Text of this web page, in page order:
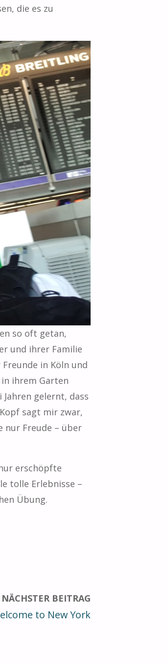
die es zu
so oft getan,
und ihrer Familie
in Köln und
ihrem Garten
gelernt, dass
sagt mir zwar,
nur Freude – über
erschöpfte
tolle Erlebnisse –
Übung.
NÄCHSTER BEITRAG
to New York